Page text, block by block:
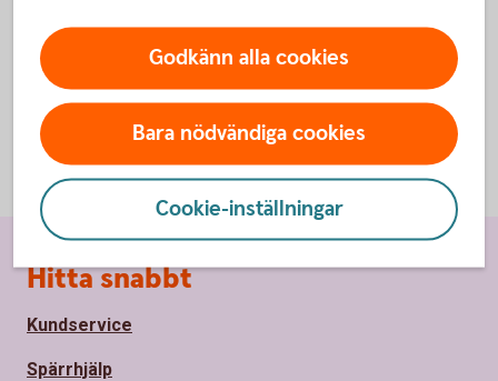
2017
Godkänn alla cookies
Bara nödvändiga cookies
Cookie-inställningar
Sidfot
Hitta snabbt
Kundservice
Spärrhjälp